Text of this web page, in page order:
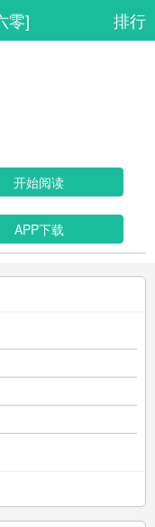
零] 排行
开始阅读
APP下载